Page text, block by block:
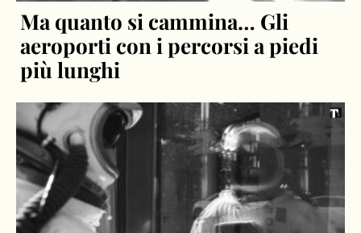
Ma quanto si cammina… Gli
aeroporti con i percorsi a piedi
più lunghi